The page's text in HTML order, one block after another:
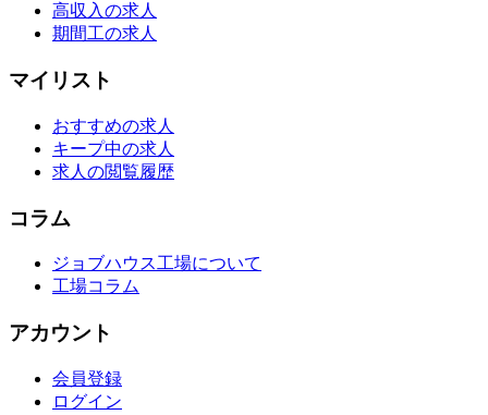
高収入の求人
期間工の求人
マイリスト
おすすめの求人
キープ中の求人
求人の閲覧履歴
コラム
ジョブハウス工場について
工場コラム
アカウント
会員登録
ログイン